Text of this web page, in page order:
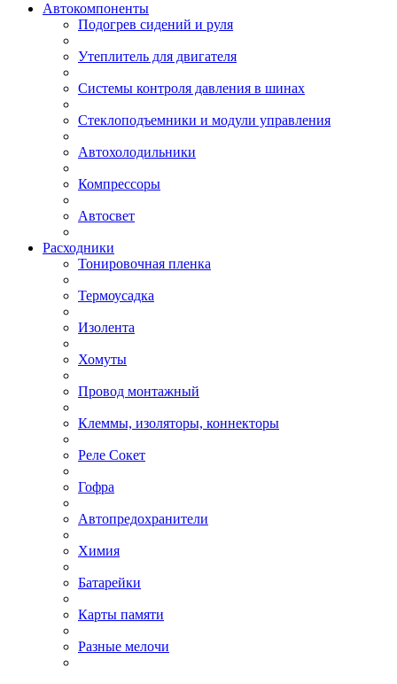
Автокомпоненты
Подогрев сидений и руля
Утеплитель для двигателя
Системы контроля давления в шинах
Стеклоподъемники и модули управления
Автохолодильники
Компрессоры
Автосвет
Расходники
Тонировочная пленка
Термоусадка
Изолента
Хомуты
Провод монтажный
Клеммы, изоляторы, коннекторы
Реле Сокет
Гофра
Автопредохранители
Химия
Батарейки
Карты памяти
Разные мелочи